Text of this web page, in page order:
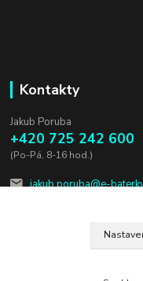
Kontakty
Jakub Poruba
+420 725 242 600
(Po-Pá, 8-16 hod.)
jakub.poruba@e-